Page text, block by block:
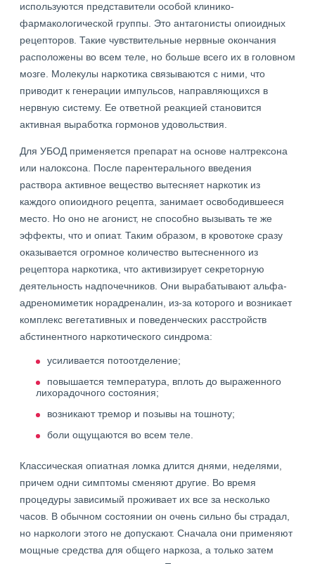
используются представители особой клинико-
фармакологической группы. Это антагонисты опиоидных
рецепторов. Такие чувствительные нервные окончания
расположены во всем теле, но больше всего их в головном
мозге. Молекулы наркотика связываются с ними, что
приводит к генерации импульсов, направляющихся в
нервную систему. Ее ответной реакцией становится
активная выработка гормонов удовольствия.
Для УБОД применяется препарат на основе налтрексона
или налоксона. После парентерального введения
раствора активное вещество вытесняет наркотик из
каждого опиоидного рецепта, занимает освободившееся
место. Но оно не агонист, не способно вызывать те же
эффекты, что и опиат. Таким образом, в кровотоке сразу
оказывается огромное количество вытесненного из
рецептора наркотика, что активизирует секреторную
деятельность надпочечников. Они вырабатывают альфа-
адреномиметик норадреналин, из-за которого и возникает
комплекс вегетативных и поведенческих расстройств
абстинентного наркотического синдрома:
усиливается потоотделение;
повышается температура, вплоть до выраженного
лихорадочного состояния;
возникают тремор и позывы на тошноту;
боли ощущаются во всем теле.
Классическая опиатная ломка длится днями, неделями,
причем одни симптомы сменяют другие. Во время
процедуры зависимый проживает их все за несколько
часов. В обычном состоянии он очень сильно бы страдал,
но наркологи этого не допускают. Сначала они применяют
мощные средства для общего наркоза, а только затем